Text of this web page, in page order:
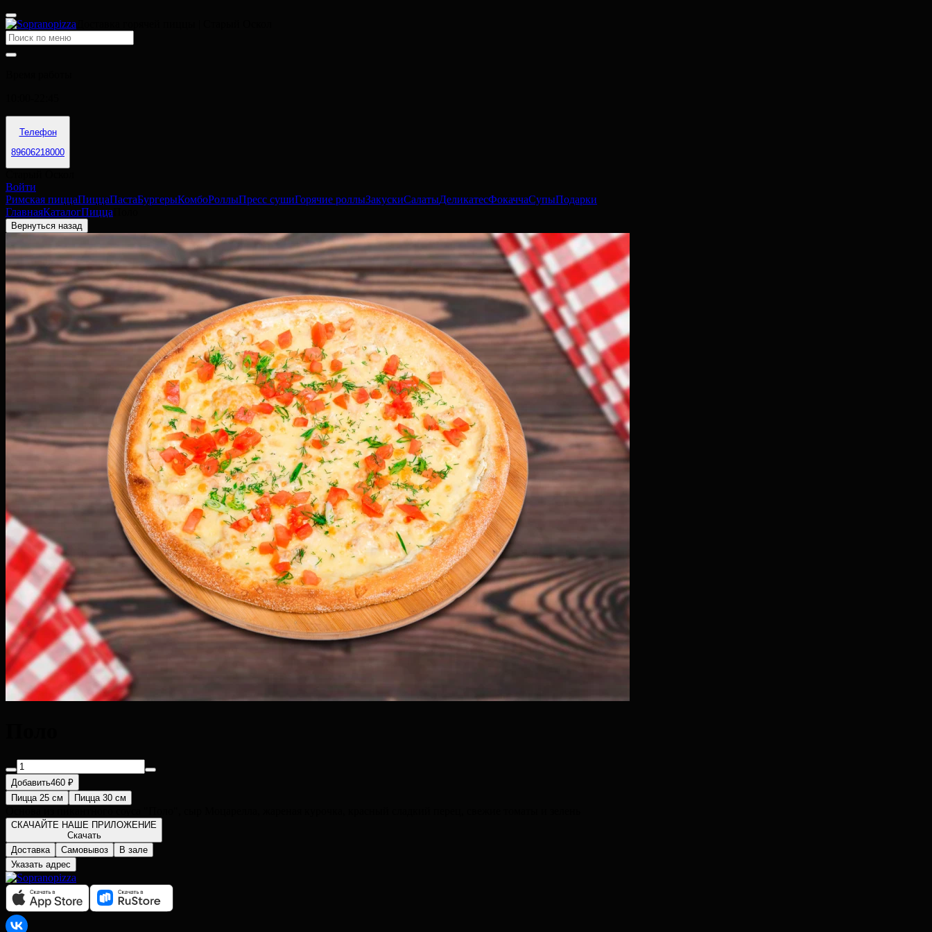
Телефон
89606218000
Войти
Римская пиццаПиццаПастаБургерыКомбоРоллыПресс сушиГорячие роллыЗакускиСалатыДеликатесФокаччаСупыПодарки
ГлавнаяКаталогПицца
Вернуться назад
Добавить460 ₽
Пицца 25 см
Пицца 30 см
СКАЧАЙТЕ НАШЕ ПРИЛОЖЕНИЕ
Скачать
Доставка
Самовывоз
В зале
Указать адрес